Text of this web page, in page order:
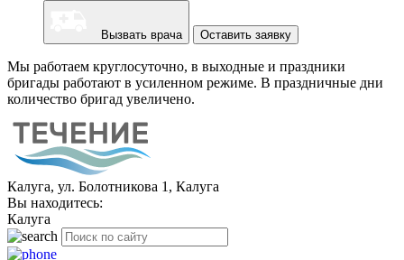
Вызвать врача Оставить заявку
Мы работаем круглосуточно, в выходные и праздники
бригады работают в усиленном режиме. В праздничные дни
количество бригад увеличено.
Калуга, ул. Болотникова 1, Калуга
Вы находитесь:
Калуга